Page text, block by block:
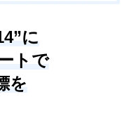
に
トで
を